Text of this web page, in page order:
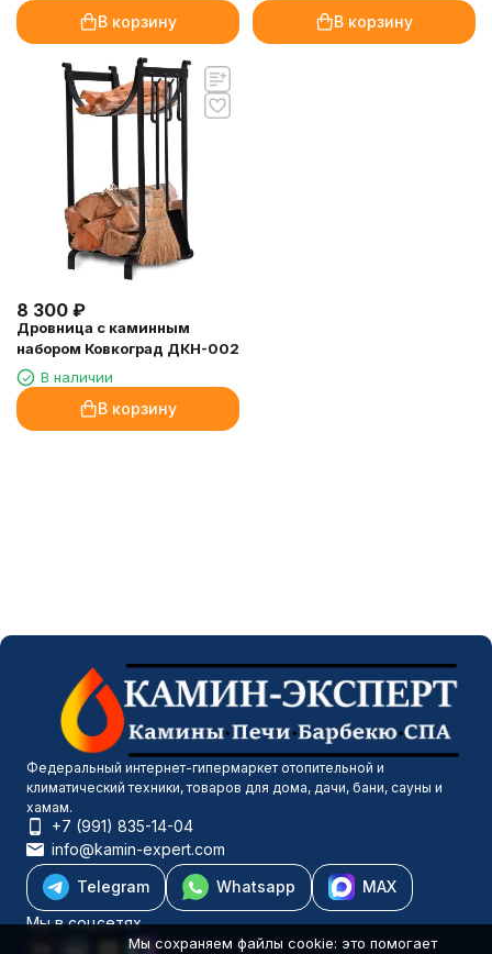
В корзину В корзину
8 300 ₽
Дровница с каминным
набором Ковкоград ДКН-002
В наличии
В корзину
Федеральный интернет-гипермаркет отопительной и
климатический техники, товаров для дома, дачи, бани, сауны и
хамам.
+7 (991) 835-14-04
info@kamin-expert.com
Telegram
Whatsapp
MAX
Мы в соцсетях
Мы сохраняем файлы cookie: это помогает